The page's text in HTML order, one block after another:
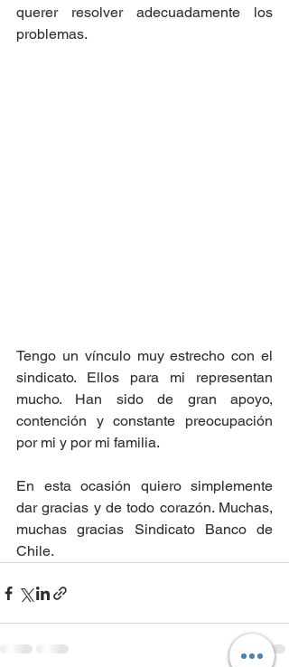
querer resolver adecuadamente los
problemas.
Tengo un vínculo muy estrecho con el
sindicato. Ellos para mi representan
mucho. Han sido de gran apoyo,
contención y constante preocupación
por mi y por mi familia.
En esta ocasión quiero simplemente
dar gracias y de todo corazón. Muchas,
muchas gracias Sindicato Banco de
Chile.